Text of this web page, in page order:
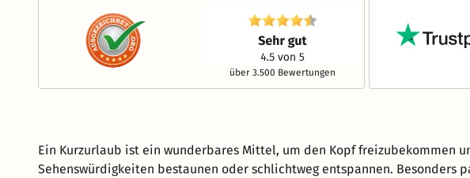
über 3.500 Bewertungen
Ein Kurzurlaub ist ein wunderbares Mittel, um den Kopf freizubekommen
Sehenswürdigkeiten bestaunen oder schlichtweg entspannen. Besonders